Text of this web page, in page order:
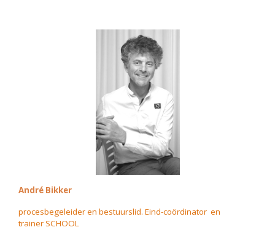
André Bikker
procesbegeleideren bestuurslid. Eind-coördinator en
trainerSCHOOL